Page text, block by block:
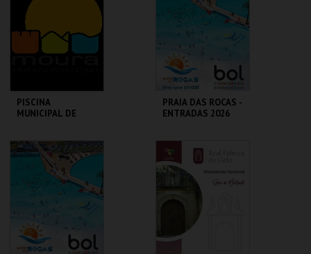
COMPRAR
MAIS INFO
COMPRAR
PISCINA
MUNICIPAL DE
PISCINA MUN. AR
MAIS INFO
COMPRAR
PRAIA DAS ROCAS -
ENTRADAS 2026
PRAIA DAS ROCAS
MAIS INFO
COMPRAR